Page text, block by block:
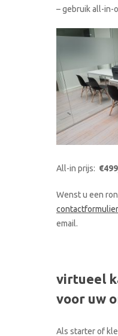
– gebruik all-in-
All-in prijs:
Wenst u een
contactformulier
email.
virtueel
voor uw
Als starter of